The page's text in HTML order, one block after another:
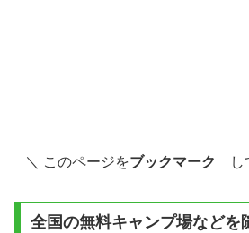
＼ このページをブックマーク
全国の無料キャンプ場などを